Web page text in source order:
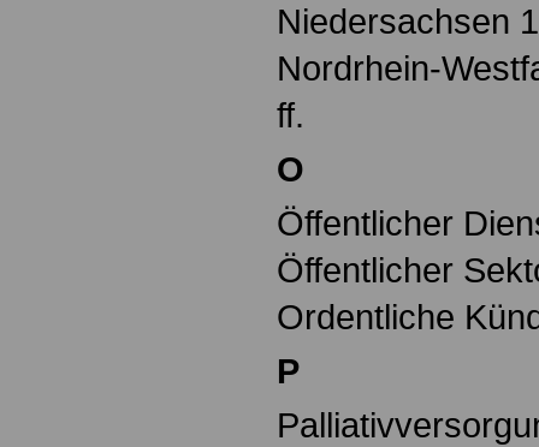
Niedersachsen
Nordrhein-
ff.
O
Öffentlicher
Öffentlicher
Ordentliche
P